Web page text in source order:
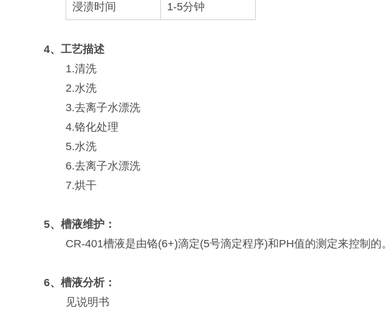
浸渍时间 1-5分钟
4、工艺描述
1.清洗
2.水洗
3.去离子水漂洗
4.铬化处理
5.水洗
6.去离子水漂洗
7.烘干
5、槽液维护：
CR-401槽液是由铬(6+)滴定(5号滴定程序)和PH值的测定来控制的。
6、槽液分析：
见说明书